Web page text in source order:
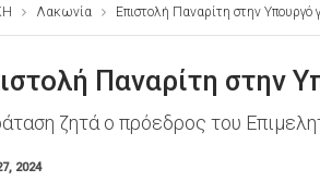
Λακωνία Επιστολή Παναρίτη στην
Παναρίτη στην
ζητά ο πρόεδρος του
2024